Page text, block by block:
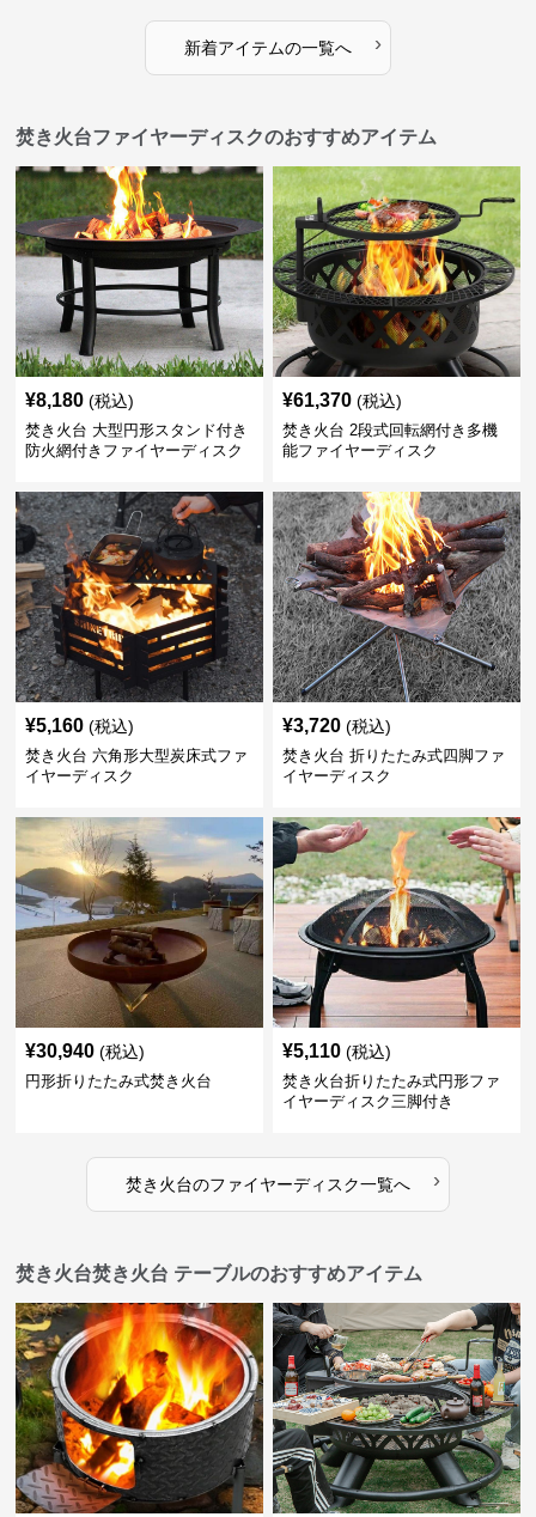
新着アイテムの一覧へ ›
焚き火台ファイヤーディスクのおすすめアイテム
¥8,180 (税込)
焚き火台 大型円形スタンド付き
防火網付きファイヤーディスク
¥61,370 (税込)
焚き火台 2段式回転網付き多機
能ファイヤーディスク
¥5,160 (税込)
焚き火台 六角形大型炭床式ファ
イヤーディスク
¥3,720 (税込)
焚き火台 折りたたみ式四脚ファ
イヤーディスク
¥30,940 (税込)
円形折りたたみ式焚き火台
¥5,110 (税込)
焚き火台折りたたみ式円形ファ
イヤーディスク三脚付き
焚き火台のファイヤーディスク一覧へ ›
焚き火台焚き火台 テーブルのおすすめアイテム